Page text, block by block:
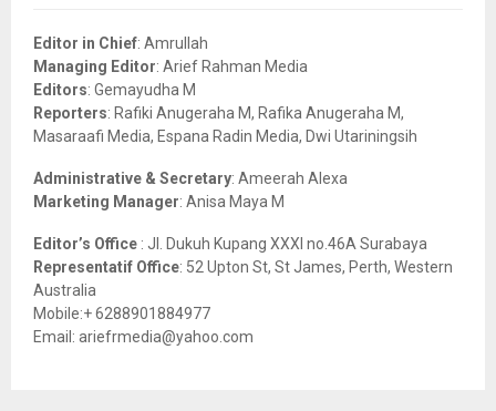
o
r
:
Editor in Chief: Amrullah
Managing Editor: Arief Rahman Media
Editors: Gemayudha M
Reporters: Rafiki Anugeraha M, Rafika Anugeraha M,
Masaraafi Media, Espana Radin Media, Dwi Utariningsih
Administrative & Secretary: Ameerah Alexa
Marketing Manager: Anisa Maya M
Editor’s Office : Jl. Dukuh Kupang XXXI no.46A Surabaya
Representatif Office: 52 Upton St, St James, Perth, Western
Australia
Mobile:+ 6288901884977
Email: ariefrmedia@yahoo.com